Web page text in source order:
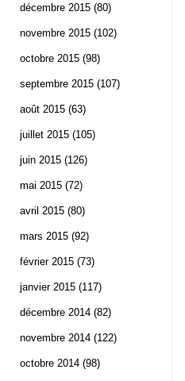
décembre 2015 (80)
novembre 2015 (102)
octobre 2015 (98)
septembre 2015 (107)
août 2015 (63)
juillet 2015 (105)
juin 2015 (126)
mai 2015 (72)
avril 2015 (80)
mars 2015 (92)
février 2015 (73)
janvier 2015 (117)
décembre 2014 (82)
novembre 2014 (122)
octobre 2014 (98)